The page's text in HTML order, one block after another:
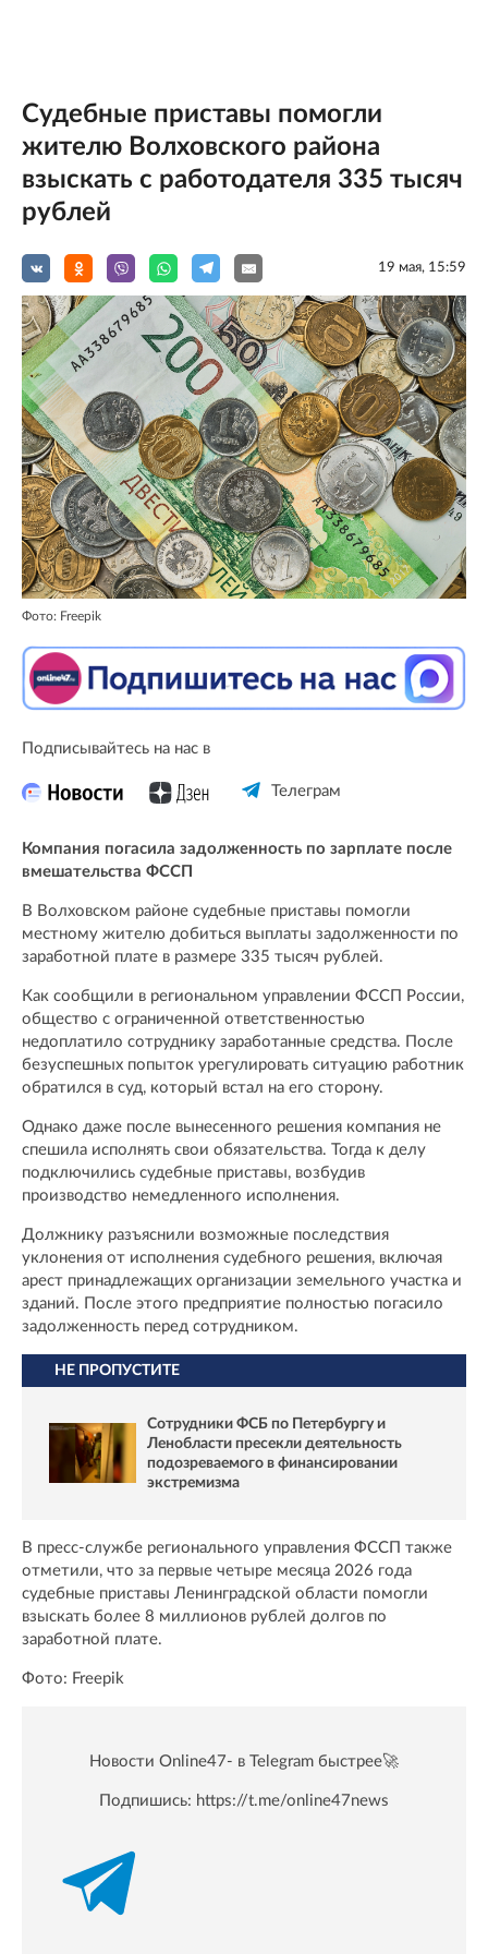
Судебные приставы помогли
жителю Волховского района
взыскать с работодателя 335 тысяч
рублей
19 мая, 15:59
Фото: Freepik
Подписывайтесь на нас в
Телеграм
Компания погасила задолженность по зарплате после
вмешательства ФССП
В Волховском районе судебные приставы помогли
местному жителю добиться выплаты задолженности по
заработной плате в размере 335 тысяч рублей.
Как сообщили в региональном управлении ФССП России,
общество с ограниченной ответственностью
недоплатило сотруднику заработанные средства. После
безуспешных попыток урегулировать ситуацию работник
обратился в суд, который встал на его сторону.
Однако даже после вынесенного решения компания не
спешила исполнять свои обязательства. Тогда к делу
подключились судебные приставы, возбудив
производство немедленного исполнения.
Должнику разъяснили возможные последствия
уклонения от исполнения судебного решения, включая
арест принадлежащих организации земельного участка и
зданий. После этого предприятие полностью погасило
задолженность перед сотрудником.
НЕ ПРОПУСТИТЕ
Сотрудники ФСБ по Петербургу и
Ленобласти пресекли деятельность
подозреваемого в финансировании
экстремизма
В пресс-службе регионального управления ФССП также
отметили, что за первые четыре месяца 2026 года
судебные приставы Ленинградской области помогли
взыскать более 8 миллионов рублей долгов по
заработной плате.
Фото: Freepik
Новости Online47- в Telegram быстрее🚀
Подпишись: https://t.me/online47news